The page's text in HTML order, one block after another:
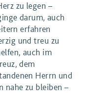
zu legen –
darum, auch
erfahren
und treu zu
auch im
dem
Herrn und
nahe zu bleiben –